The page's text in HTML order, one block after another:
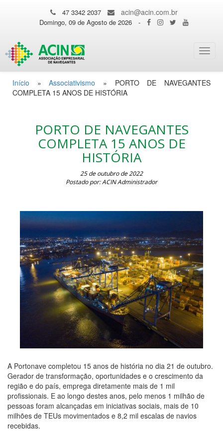
47 3342 2037 acin@acin.com.br
Domingo, 09 de Agosto de 2026 -
Início »Associativismo » PORTO DE NAVEGANTES
COMPLETA 15 ANOS DE HISTÓRIA
PORTO DE NAVEGANTES
COMPLETA 15 ANOS DE
HISTÓRIA
25 de outubro de 2022
Postado por: ACIN Administrador
A Portonave completou 15 anos de história no dia 21 de outubro.
Gerador de transformação, oportunidades e o crescimento da
região e do país, emprega diretamente mais de 1 mil
profissionais. E ao longo destes anos, pelo menos 1 milhão de
pessoas foram alcançadas em iniciativas sociais, mais de 10
milhões de TEUs movimentados e 8,2 mil escalas de navios
recebidas.